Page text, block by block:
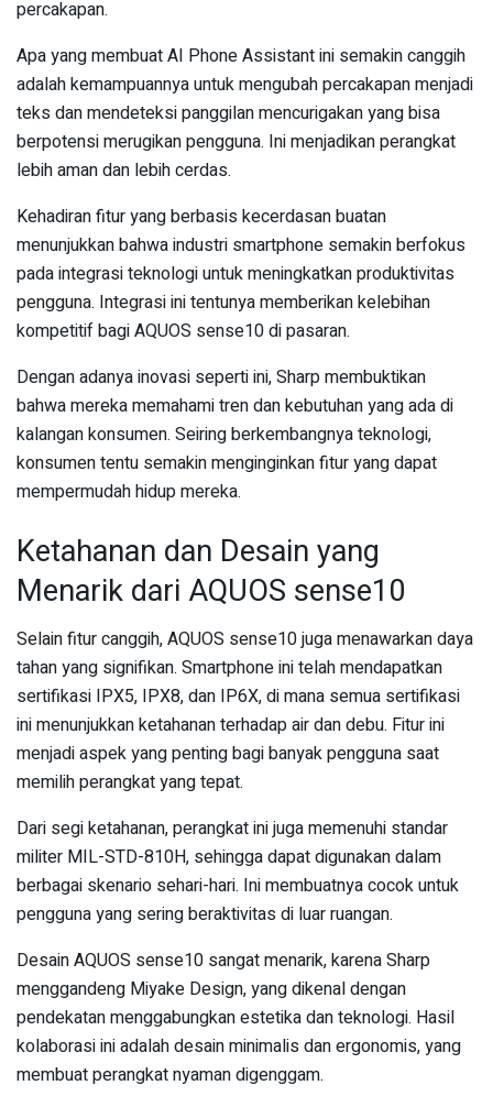
percakapan.
Apa yang membuat AI Phone Assistant ini semakin canggih
adalah kemampuannya untuk mengubah percakapan menjadi
teks dan mendeteksi panggilan mencurigakan yang bisa
berpotensi merugikan pengguna. Ini menjadikan perangkat
lebih aman dan lebih cerdas.
Kehadiran fitur yang berbasis kecerdasan buatan
menunjukkan bahwa industri smartphone semakin berfokus
pada integrasi teknologi untuk meningkatkan produktivitas
pengguna. Integrasi ini tentunya memberikan kelebihan
kompetitif bagi AQUOS sense10 di pasaran.
Dengan adanya inovasi seperti ini, Sharp membuktikan
bahwa mereka memahami tren dan kebutuhan yang ada di
kalangan konsumen. Seiring berkembangnya teknologi,
konsumen tentu semakin menginginkan fitur yang dapat
mempermudah hidup mereka.
Ketahanan dan Desain yang
Menarik dari AQUOS sense10
Selain fitur canggih, AQUOS sense10 juga menawarkan daya
tahan yang signifikan. Smartphone ini telah mendapatkan
sertifikasi IPX5, IPX8, dan IP6X, di mana semua sertifikasi
ini menunjukkan ketahanan terhadap air dan debu. Fitur ini
menjadi aspek yang penting bagi banyak pengguna saat
memilih perangkat yang tepat.
Dari segi ketahanan, perangkat ini juga memenuhi standar
militer MIL-STD-810H, sehingga dapat digunakan dalam
berbagai skenario sehari-hari. Ini membuatnya cocok untuk
pengguna yang sering beraktivitas di luar ruangan.
Desain AQUOS sense10 sangat menarik, karena Sharp
menggandeng Miyake Design, yang dikenal dengan
pendekatan menggabungkan estetika dan teknologi. Hasil
kolaborasi ini adalah desain minimalis dan ergonomis, yang
membuat perangkat nyaman digenggam.